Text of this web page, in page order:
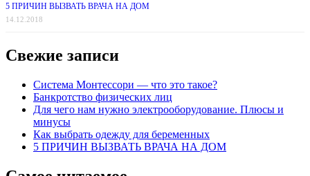
5 ПРИЧИН ВЫЗВАТЬ ВРАЧА НА ДОМ
14.12.2018
Свежие записи
Система Монтессори — что это такое?
Банкротство физических лиц
Для чего нам нужно электрооборудование. Плюсы и
минусы
Как выбрать одежду для беременных
5 ПРИЧИН ВЫЗВАТЬ ВРАЧА НА ДОМ